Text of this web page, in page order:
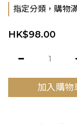
指定分類，購物
HK$98.00
加入購物